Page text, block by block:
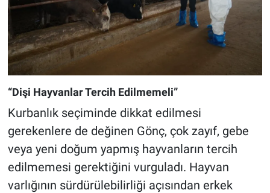
“Dişi Hayvanlar Tercih Edilmemeli”
Kurbanlık seçiminde dikkat edilmesi
gerekenlere de değinen Gönç, çok zayıf, gebe
veya yeni doğum yapmış hayvanların tercih
edilmemesi gerektiğini vurguladı. Hayvan
varlığının sürdürülebilirliği açısından erkek